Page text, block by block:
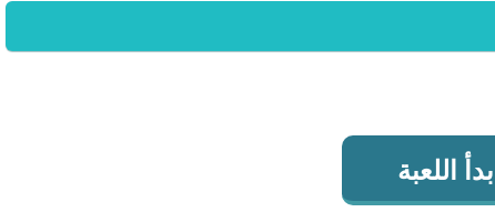
اللعبة